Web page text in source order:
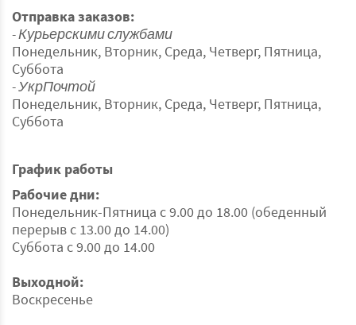
Отправка заказов:
- Курьерскими службами
Понедельник, Вторник, Среда, Четверг, Пятница,
Суббота
- УкрПочтой
Понедельник, Вторник, Среда, Четверг, Пятница,
Суббота
График работы
Рабочие дни:
Понедельник-Пятница с 9.00 до 18.00 (обеденный
перерыв с 13.00 до 14.00)
Суббота с 9.00 до 14.00
Выходной:
Воскресенье